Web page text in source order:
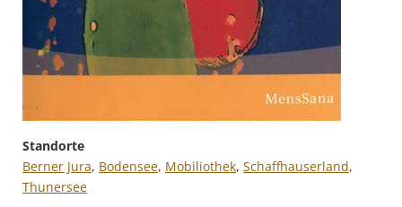
Standorte
Berner Jura, Bodensee, Mobiliothek, Schaffhauserland,
Thunersee